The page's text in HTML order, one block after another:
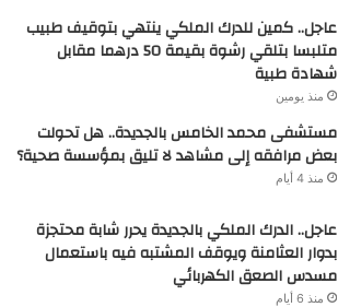
عاجل.. كمين للدرك الملكي ينتهي بتوقيف طبيب
متلبسا بتلقي رشوة بقيمة 50 درهما مقابل
شهادة طبية
منذ يومين
مستشفى محمد الخامس بالجديدة.. هل تحولت
بعض مرافقه إلى مشاهد لا تليق بمؤسسة صحية؟
منذ 4 أيام
عاجل.. الدرك الملكي بالجديدة يحرر شابة محتجزة
بدوار العثامنة ويوقف المشتبه فيه باستعمال
مسدس الصعق الكهربائي
منذ 6 أيام